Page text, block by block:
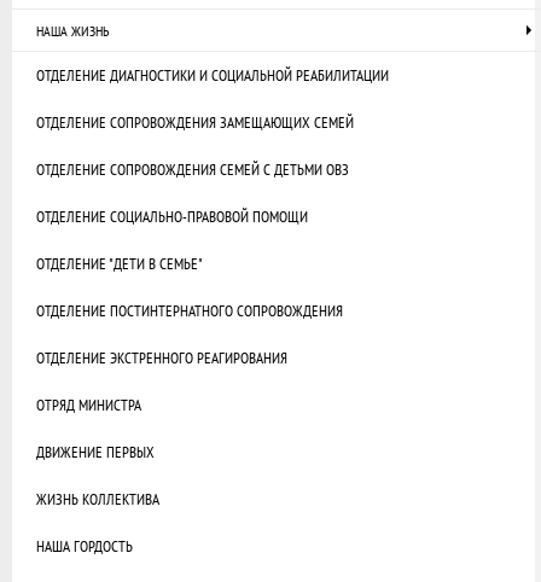
НАША ЖИЗНЬ
ОТДЕЛЕНИЕ ДИАГНОСТИКИ И СОЦИАЛЬНОЙ РЕАБИЛИТАЦИИ
ОТДЕЛЕНИЕ СОПРОВОЖДЕНИЯ ЗАМЕЩАЮЩИХ СЕМЕЙ
ОТДЕЛЕНИЕ СОПРОВОЖДЕНИЯ СЕМЕЙ С ДЕТЬМИ ОВЗ
ОТДЕЛЕНИЕ СОЦИАЛЬНО-ПРАВОВОЙ ПОМОЩИ
ОТДЕЛЕНИЕ "ДЕТИ В СЕМЬЕ"
ОТДЕЛЕНИЕ ПОСТИНТЕРНАТНОГО СОПРОВОЖДЕНИЯ
ОТДЕЛЕНИЕ ЭКСТРЕННОГО РЕАГИРОВАНИЯ
ОТРЯД МИНИСТРА
ДВИЖЕНИЕ ПЕРВЫХ
ЖИЗНЬ КОЛЛЕКТИВА
НАША ГОРДОСТЬ